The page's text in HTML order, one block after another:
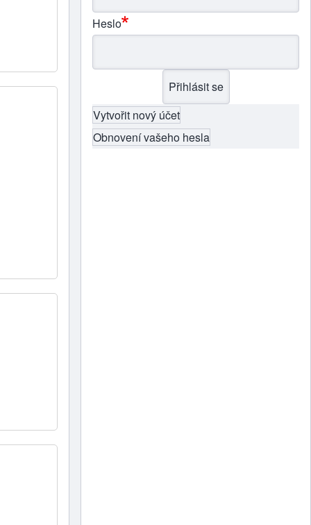
Heslo
Vytvořit nový účet
Obnovení vašeho hesla